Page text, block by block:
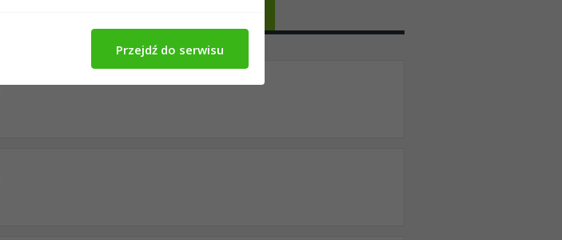
Przejdź do serwisu